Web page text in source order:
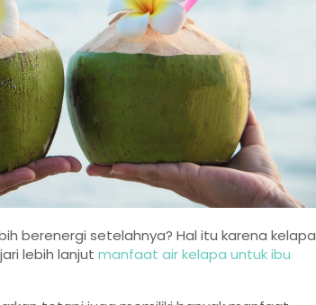
berenergi setelahnya? Hal itu karena kelapa
lebih lanjut manfaat air kelapa untuk ibu